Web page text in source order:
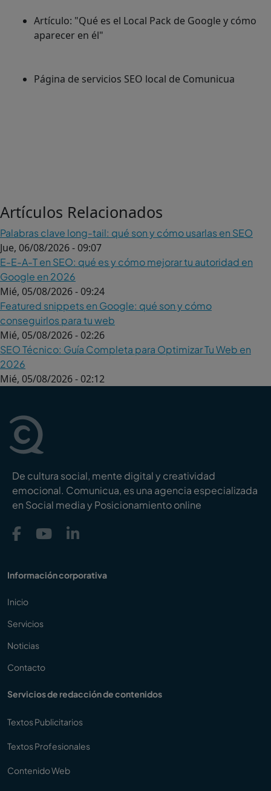
Artículo: "Qué es el Local Pack de Google y cómo
aparecer en él"
Página de servicios SEO local de Comunicua
Artículos Relacionados
Palabras clave long-tail: qué son y cómo usarlas en SEO
Jue, 06/08/2026 - 09:07
E-E-A-T en SEO: qué es y cómo mejorar tu autoridad en
Google en 2026
Mié, 05/08/2026 - 09:24
Featured snippets en Google: qué son y cómo
conseguirlos para tu web
Mié, 05/08/2026 - 02:26
SEO Técnico: Guía Completa para Optimizar Tu Web en
2026
Mié, 05/08/2026 - 02:12
De cultura social, mente digital y creatividad
emocional. Comunicua, es una agencia especializada
en Social media y Posicionamiento online
Información corporativa
Inicio
Servicios
Noticias
Contacto
Servicios de redacción de contenidos
Textos Publicitarios
Textos Profesionales
Contenido Web